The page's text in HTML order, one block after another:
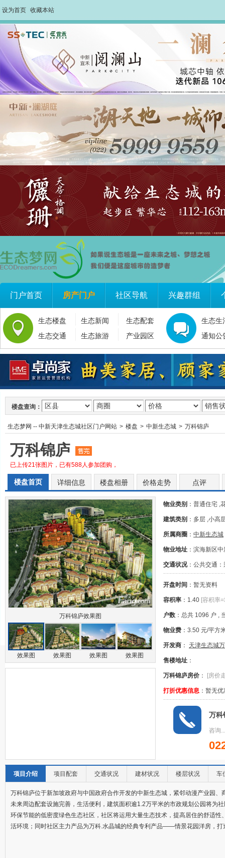
设为首页 收藏本站
门户首页 房产门户 社区导航 兴趣群组
生态楼盘 生态新闻
生态配套
生态交通
生态旅游 产业园区
生态生
通知公
楼盘查询：
生态梦网 -- 中新天津生态城社区门户网站 > 楼盘 > 中新生态城 > 万科锦庐
万科锦庐
已上传21张图片，已有588人参加团购，
楼盘首页 详细信息 楼盘相册 价格走势 点评
万科锦庐效果图
效果图 效果图 效果图 效果图
物业类别 ：普通住宅 ,
建筑类别 ：多层 ,小高
所属商圈 ： 中新生态城
物业地址 ：滨海新区
交通状况：公共交通
开盘时间 ：暂无资料
容积率 ：1.40 [容积率
户数 ：总共 1096 户 ,
物业费 ：3.50 元/平方
开发商 ： 天津生态城
售楼地址 ：
万科锦庐房价 ： [房价
打折优惠信息 ： 暂无优
万科
咨询...
项目介绍 项目配套 交通状况 建材状况 楼层状况 车
万科锦庐位于新加坡政府与中国政府合作开发的中新生态城，紧邻动漫产业园、
未来周边配套设施完善，生活便利，建筑面积逾1.2万平米的市政规划公园将为
环保节能的低密度绿色生态社区，社区将运用大量生态技术，提高居住的舒适性
活环境；同时社区主力产品为万科.水晶城的经典专利产品——情景花园洋房，打